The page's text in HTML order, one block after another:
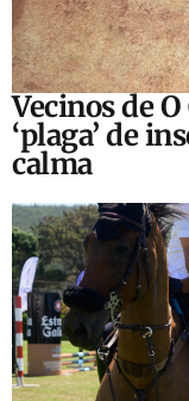
Vecinos de
‘plaga’ de
calma